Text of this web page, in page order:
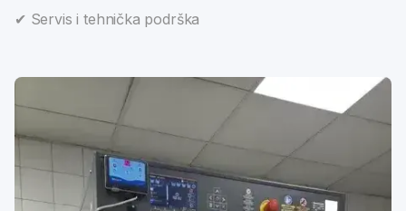
✔ Servis i tehnička podrška